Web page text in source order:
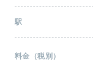
駅
料金（税別）